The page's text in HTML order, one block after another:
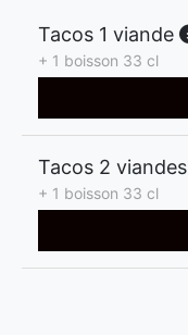
Tacos 1 viande
+ 1 boisson 33 cl
Tacos 2 viandes
+ 1 boisson 33 cl